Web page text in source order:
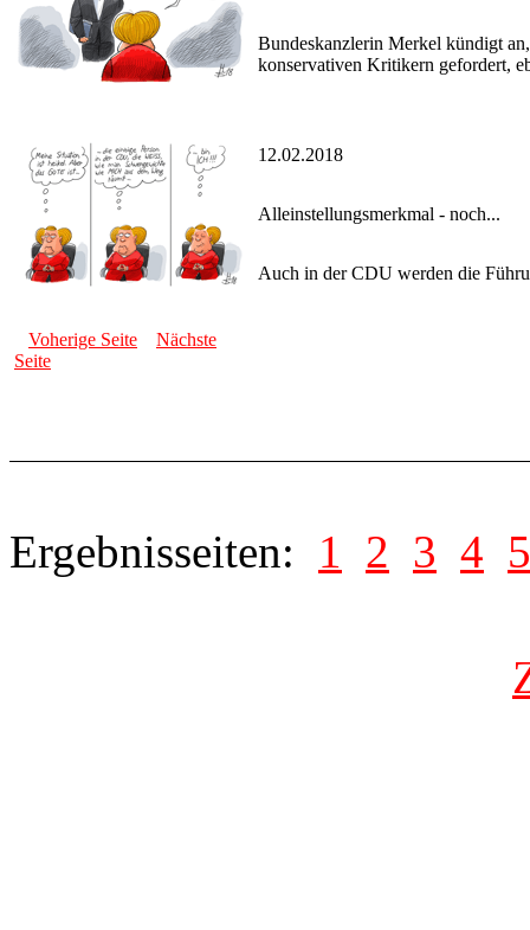
Bundeskanzlerin Merkel kündigt
konservativen Kritikern gefordert,
12.02.2018
Alleinstellungsmerkmal - noch...
Auch in der CDU werden die
Voherige Seite
Nächste
Seite
Ergebnisseiten: 1 2 3 4 5